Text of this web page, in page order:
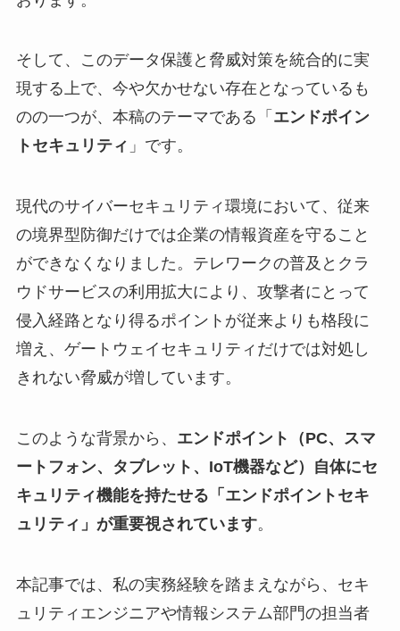
そして、このデータ保護と脅威対策を統合的に実
現する上で、今や欠かせない存在となっているも
のの一つが、本稿のテーマである「 エンドポイン
トセキュリティ 」です。
現代のサイバーセキュリティ環境において、従来
の境界型防御だけでは企業の情報資産を守ること
ができなくなりました。テレワークの普及とクラ
ウドサービスの利用拡大により、攻撃者にとって
侵入経路となり得るポイントが従来よりも格段に
増え、ゲートウェイセキュリティだけでは対処し
きれない脅威が増しています。
このような背景から、 エンドポイント（PC、スマ
ートフォン、タブレット、IoT機器など）自体にセ
キュリティ機能を持たせる「エンドポイントセキ
ュリティ」が重要視されています。
本記事では、私の実務経験を踏まえながら、セキ
ュリティエンジニアや情報システム部門の担当者